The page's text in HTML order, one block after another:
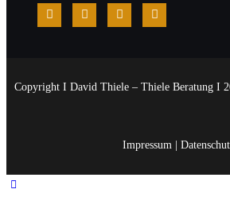
Copyright I David Thiele – Thiele Beratung I
Impressum|